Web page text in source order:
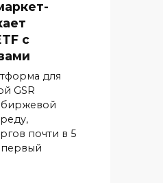
с
для
GSR
биржевой
почти в 5